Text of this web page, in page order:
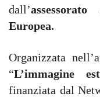
dall’
Europea.
Organizzata
“L’immagine
finanziata dal